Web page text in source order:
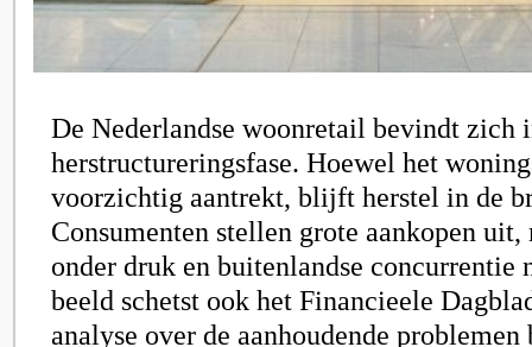
De Nederlandse woonretail bevindt zich
herstructureringsfase. Hoewel het
voorzichtig aantrekt, blijft herstel in de
Consumenten stellen grote aankopen uit,
onder druk en buitenlandse concurrentie
beeld schetst ook het Financieele
analyse over de aanhoudende